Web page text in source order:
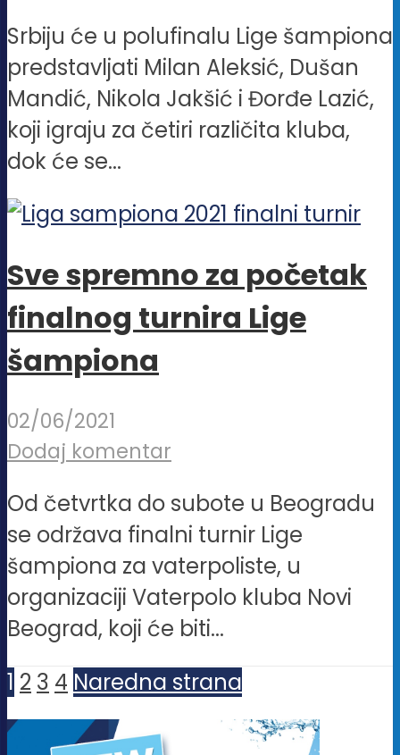
Srbiju će u polufinalu Lige šampiona
predstavljati Milan Aleksić, Dušan
Mandić, Nikola Jakšić i Đorđe Lazić,
koji igraju za četiri različita kluba,
dok će se...
Sve spremno za početak
finalnog turnira Lige
šampiona
02/06/2021
Dodaj komentar
Od četvrtka do subote u Beogradu
se održava finalni turnir Lige
šampiona za vaterpoliste, u
organizaciji Vaterpolo kluba Novi
Beograd, koji će biti...
1 2 3 4 Naredna strana